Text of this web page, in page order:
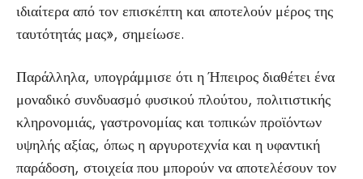
ιδιαίτερα από τον επισκέπτη και αποτελούν μέρος της
ταυτότητάς μας», σημείωσε.
Παράλληλα, υπογράμμισε ότι η Ήπειρος διαθέτει ένα
μοναδικό συνδυασμό φυσικού πλούτου, πολιτιστικής
κληρονομιάς, γαστρονομίας και τοπικών προϊόντων
υψηλής αξίας, όπως η αργυροτεχνία και η υφαντική
παράδοση, στοιχεία που μπορούν να αποτελέσουν τον